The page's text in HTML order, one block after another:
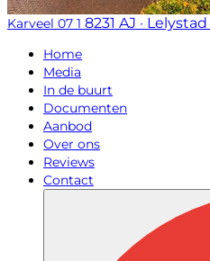
Karveel 07 1 8231 AJ · Lelystad
Home
Media
In de buurt
Documenten
Aanbod
Over ons
Reviews
Contact